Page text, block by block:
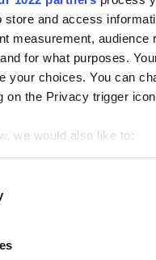
store and access
measurement,
for what purposes.
your choices. You can
on the Privacy trigger
we would also like to:
information about
about how your
to personalize